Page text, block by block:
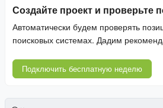
Создайте проект и проверьте
Автоматически будем проверять
поисковых системах. Дадим
Подключить бесплатную неделю